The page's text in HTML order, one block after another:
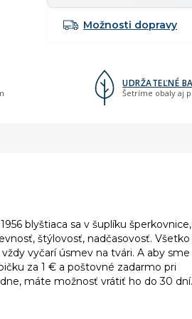
Možnosti dopravy
UDRŽATEĽNÉ
Šetríme obaly aj
blyštiaca sa v šuplíku šperkovnice,
štýlovosť, nadčasovosť. Všetko
vyčarí úsmev na tvári. A aby sme
za 1 € a poštovné zadarmo pri
máte možnosť vrátiť ho do 30 dní.